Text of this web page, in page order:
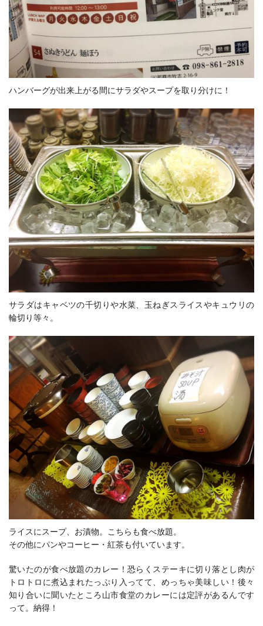
ハンバーグが出来上がる間にサラダやスープを取り分けに！
サラダはキャベツの千切りや水菜、玉ねぎスライスやキュウリの
輪切り等々。
ライスにスープ、お漬物。こちらも食べ放題。
その他にパンやコーヒー・紅茶も付いています。
驚いたのが食べ放題のカレー！恐らくステーキに切り落とし肉が
トロトロに煮込まれたっぷり入ってて、めっちゃ美味しい！後々
知り合いに聞いたところ山市食堂のカレーには定評があるんです
って。納得！